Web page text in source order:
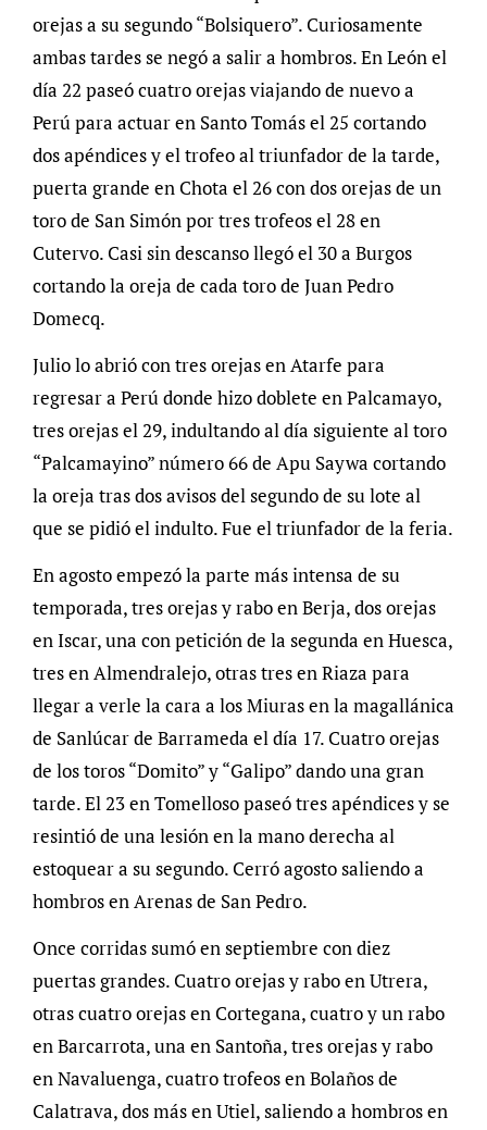
orejas a su segundo “Bolsiquero”. Curiosamente
ambas tardes se negó a salir a hombros. En León el
día 22 paseó cuatro orejas viajando de nuevo a
Perú para actuar en Santo Tomás el 25 cortando
dos apéndices y el trofeo al triunfador de la tarde,
puerta grande en Chota el 26 con dos orejas de un
toro de San Simón por tres trofeos el 28 en
Cutervo. Casi sin descanso llegó el 30 a Burgos
cortando la oreja de cada toro de Juan Pedro
Domecq.
Julio lo abrió con tres orejas en Atarfe para
regresar a Perú donde hizo doblete en Palcamayo,
tres orejas el 29, indultando al día siguiente al toro
“Palcamayino” número 66 de Apu Saywa cortando
la oreja tras dos avisos del segundo de su lote al
que se pidió el indulto. Fue el triunfador de la feria.
En agosto empezó la parte más intensa de su
temporada, tres orejas y rabo en Berja, dos orejas
en Iscar, una con petición de la segunda en Huesca,
tres en Almendralejo, otras tres en Riaza para
llegar a verle la cara a los Miuras en la magallánica
de Sanlúcar de Barrameda el día 17. Cuatro orejas
de los toros “Domito” y “Galipo” dando una gran
tarde. El 23 en Tomelloso paseó tres apéndices y se
resintió de una lesión en la mano derecha al
estoquear a su segundo. Cerró agosto saliendo a
hombros en Arenas de San Pedro.
Once corridas sumó en septiembre con diez
puertas grandes. Cuatro orejas y rabo en Utrera,
otras cuatro orejas en Cortegana, cuatro y un rabo
en Barcarrota, una en Santoña, tres orejas y rabo
en Navaluenga, cuatro trofeos en Bolaños de
Calatrava, dos más en Utiel, saliendo a hombros en